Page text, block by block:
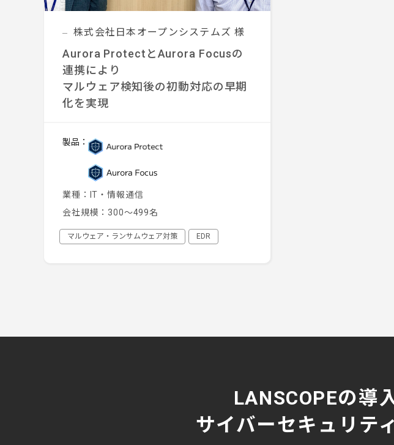
株式会社日本オープンシステムズ 様
Aurora ProtectとAurora Focusの
連携により
マルウェア検知後の初動対応の早期
化を実現
製品：
業種：
IT・情報通信
会社規模：300～499名
マルウェア・ランサムウェア対策 EDR
LANSCOPEの導
サイバーセキュリテ